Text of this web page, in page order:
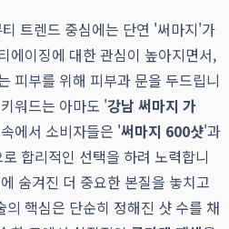
트렌드 중심에는 단연 '써마지'가
에이징에 대한 관심이 높아지면서,
피부를 위해 피부과 문을 두드립니
워드는 아마도 '강남 써마지 가
에서 소비자들은 '써마지 600샷'과
합리적인 선택을 하려 노력합니
숨겨진 더 중요한 본질을 놓치고
핵심은 단순히 정해진 샷 수를 채